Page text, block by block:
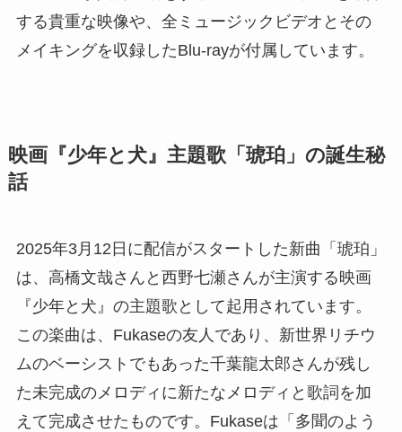
する貴重な映像や、全ミュージックビデオとその
メイキングを収録したBlu-rayが付属しています。
映画『少年と犬』主題歌「琥珀」の誕生秘
話
2025年3月12日に配信がスタートした新曲「琥珀」
は、高橋文哉さんと西野七瀬さんが主演する映画
『少年と犬』の主題歌として起用されています。
この楽曲は、Fukaseの友人であり、新世界リチウ
ムのベーシストでもあった千葉龍太郎さんが残し
た未完成のメロディに新たなメロディと歌詞を加
えて完成させたものです。Fukaseは「多聞のよう